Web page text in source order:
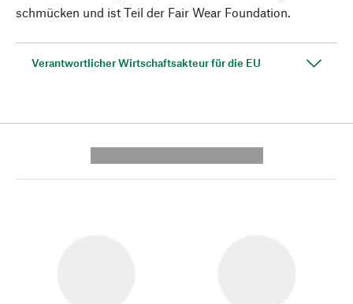
schmücken und ist Teil der Fair Wear Foundation.
Verantwortlicher Wirtschaftsakteur für die EU